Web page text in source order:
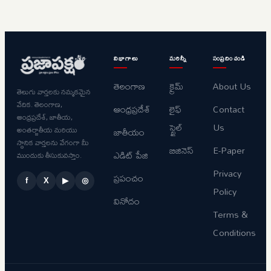
తెలుగు వార్తలకు నమ్మకమైన
వేదిక. తెలంగాణ,
ఆంధ్రప్రదేశ్, జాతీయ,
అంతర్జాతీయ మరియు
స్థానిక వార్తలను వేగంగా మీ
ముందుకు తీసుకువస్తాం.
f X ▶ ◎
విభాగాలు
తెలంగాణ
ఆంధ్రప్రదేశ్
జాతీయం
ఎడిట్ పేజి
ప్రపంచం
వినోదం
మరిన్నీ
క్రైమ్
లైఫ్
స్టైల్
బిజినెస్
సంప్రదించండి
About Us
Contact
Us
E-Paper
Privacy
Policy
Terms &
Conditions